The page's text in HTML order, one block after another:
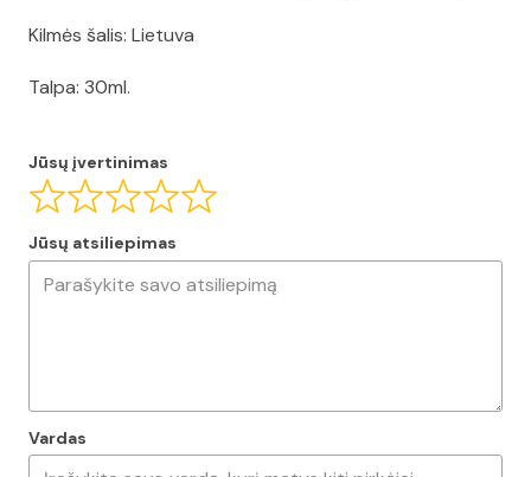
Kilmės šalis: Lietuva
Talpa: 30ml.
Jūsų įvertinimas
Jūsų atsiliepimas
Vardas